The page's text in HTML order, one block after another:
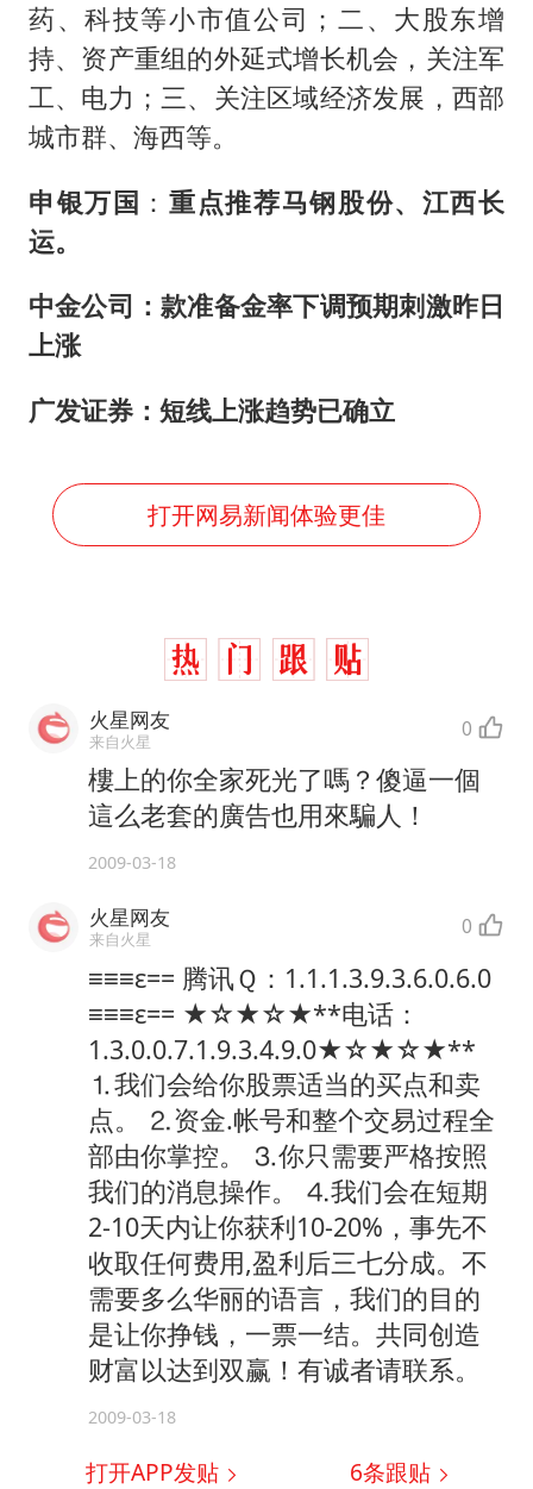
药、科技等小市值公司；二、大股东增
持、资产重组的外延式增长机会，关注军
工、电力；三、关注区域经济发展，西部
城市群、海西等。
申银万国 ：重点推荐马钢股份、江西长
运。
中金公司：款准备金率下调预期刺激昨日
上涨
广发证券：短线上涨趋势已确立
打开网易新闻体验更佳
火星网友
来自火星 0
樓上的你全家死光了嗎？傻逼一個
這么老套的廣告也用來騙人！
2009-03-18
火星网友
来自火星 0
≡≡≡ε== 腾讯Ｑ：1.1.1.3.9.3.6.0.6.0
≡≡≡ε== ★☆★☆★**电话：
1.3.0.0.7.1.9.3.4.9.0★☆★☆★**
⒈我们会给你股票适当的买点和卖
点。 ⒉资金.帐号和整个交易过程全
部由你掌控。 ⒊你只需要严格按照
我们的消息操作。 ⒋我们会在短期
2-10天内让你获利10-20%，事先不
收取任何费用,盈利后三七分成。不
需要多么华丽的语言，我们的目的
是让你挣钱，一票一结。共同创造
财富以达到双赢！有诚者请联系。
2009-03-18
打开APP发贴 6条跟贴